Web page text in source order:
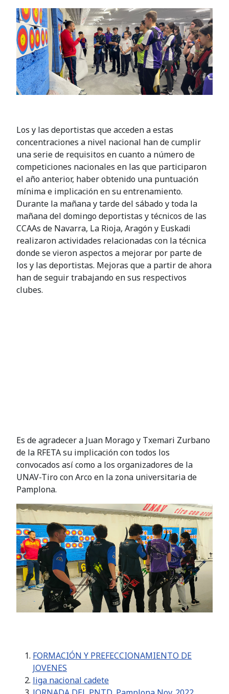
Los y las deportistas que acceden a estas
concentraciones a nivel nacional han de cumplir
una serie de requisitos en cuanto a número de
competiciones nacionales en las que participaron
el año anterior, haber obtenido una puntuación
mínima e implicación en su entrenamiento.
Durante la mañana y tarde del sábado y toda la
mañana del domingo deportistas y técnicos de las
CCAAs de Navarra, La Rioja, Aragón y Euskadi
realizaron actividades relacionadas con la técnica
donde se vieron aspectos a mejorar por parte de
los y las deportistas. Mejoras que a partir de ahora
han de seguir trabajando en sus respectivos
clubes.
Es de agradecer a Juan Morago y Txemari Zurbano
de la RFETA su implicación con todos los
convocados así como a los organizadores de la
UNAV-Tiro con Arco en la zona universitaria de
Pamplona.
FORMACIÓN Y PREFECCIONAMIENTO DE
JOVENES
liga nacional cadete